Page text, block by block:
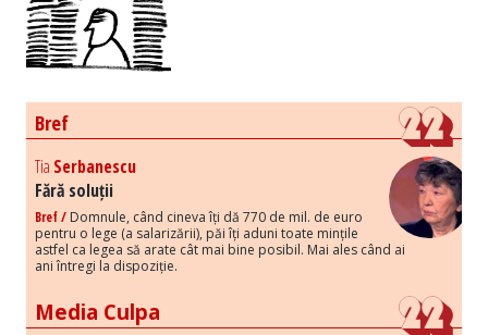
Bref
Tia Serbanescu
Fără soluții
Bref / Domnule, când cineva îți dă 770 de mil. de euro
pentru o lege (a salarizării), păi îți aduni toate mințile
astfel ca legea să arate cât mai bine posibil. Mai ales când ai
ani întregi la dispoziție.
Media Culpa